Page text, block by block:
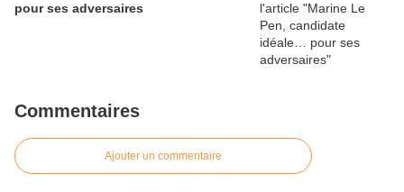
pour ses adversaires
Commentaires
Ajouter un commentaire